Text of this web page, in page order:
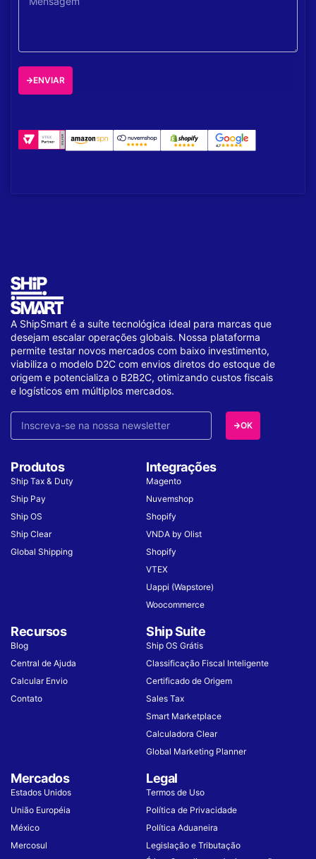
ENVIAR
A ShipSmart é a suíte tecnológica ideal para marcas que
desejam escalar operações globais. Nossa plataforma
permite testar novos mercados com baixo investimento,
viabiliza o modelo D2C com envios diretos do estoque de
origem e potencializa o B2B2C, otimizando custos fiscais
e logísticos em múltiplos mercados.
OK
Produtos
Ship Tax & Duty
Ship Pay
Ship OS
Ship Clear
Global Shipping
Integrações
Magento
Nuvemshop
Shopify
VNDA by Olist
Shopify
VTEX
Uappi (Wapstore)
Woocommerce
Recursos
Blog
Central de Ajuda
Calcular Envio
Contato
Ship Suite
Ship OS Grátis
Classificação Fiscal Inteligente
Certificado de Origem
Sales Tax
Smart Marketplace
Calculadora Clear
Global Marketing Planner
Mercados
Estados Unidos
União Européia
México
Mercosul
Legal
Termos de Uso
Política de Privacidade
Política Aduaneira
Legislação e Tributação